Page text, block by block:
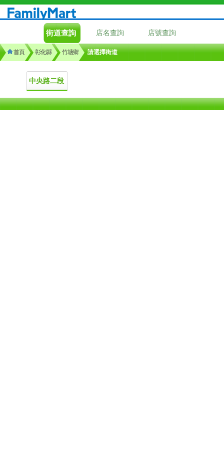
街道查詢 店名查詢 店號查詢
首頁 彰化縣 竹塘鄉 請選擇街道
中央路二段